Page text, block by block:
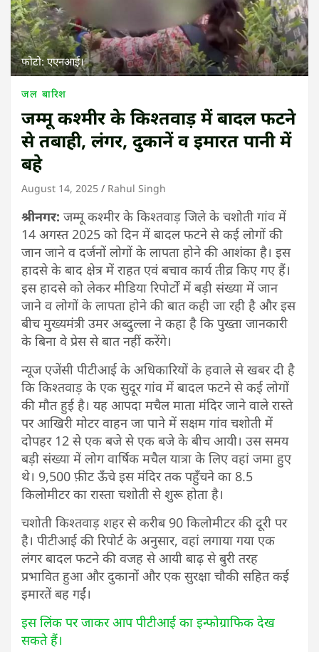
फोटो: एएनआई।
जल बारिश
जम्मू कश्मीर के किश्तवाड़ में बादल फटने
से तबाही, लंगर, दुकानें व इमारत पानी में
बहे
August 14, 2025 Rahul Singh
श्रीनगर: जम्मू कश्मीर के किश्तवाड़ जिले के चशोती गांव में
14 अगस्त 2025 को दिन में बादल फटने से कई लोगों की
जान जाने व दर्जनों लोगों के लापता होने की आशंका है। इस
हादसे के बाद क्षेत्र में राहत एवं बचाव कार्य तीव्र किए गए हैं।
इस हादसे को लेकर मीडिया रिपोर्टाें में बड़ी संख्या में जान
जाने व लोगों के लापता होने की बात कही जा रही है और इस
बीच मुख्यमंत्री उमर अब्दुल्ला ने कहा है कि पुख्ता जानकारी
के बिना वे प्रेस से बात नहीं करेंगे।
न्यूज एजेंसी पीटीआई के अधिकारियों के हवाले से खबर दी है
कि किश्तवाड़ के एक सुदूर गांव में बादल फटने से कई लोगों
की मौत हुई है। यह आपदा मचैल माता मंदिर जाने वाले रास्ते
पर आखिरी मोटर वाहन जा पाने में सक्षम गांव चशोती में
दोपहर 12 से एक बजे से एक बजे के बीच आयी। उस समय
बड़ी संख्या में लोग वार्षिक मचैल यात्रा के लिए वहां जमा हुए
थे। 9,500 फ़ीट ऊँचे इस मंदिर तक पहुँचने का 8.5
किलोमीटर का रास्ता चशोती से शुरू होता है।
चशोती किश्तवाड़ शहर से करीब 90 किलोमीटर की दूरी पर
है। पीटीआई की रिपोर्ट के अनुसार, वहां लगाया गया एक
लंगर बादल फटने की वजह से आयी बाढ़ से बुरी तरह
प्रभावित हुआ और दुकानों और एक सुरक्षा चौकी सहित कई
इमारतें बह गईं।
इस लिंक पर जाकर आप पीटीआई का इन्फोग्राफिक देख
सकते हैं।